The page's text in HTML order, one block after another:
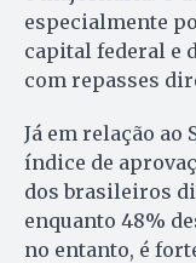
especialmente
capital federal e
com repasses
Já em relação ao
índice de
dos brasileiros
enquanto 48%
no entanto, é